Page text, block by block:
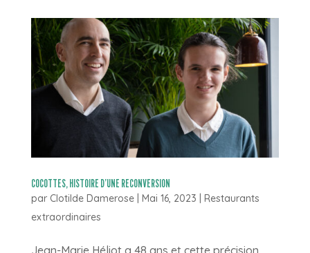
COCOTTES, HISTOIRE D’UNE RECONVERSION
par Clotilde Damerose| Mai 16, 2023
Restaurants
extraordinaires
Jean-Marie Héliot a 48 ans et cette précision